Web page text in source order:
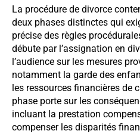
La procédure de divorce
deux phases distinctes qui
précise des règles
débute par l’assignation en
l’audience sur les mesures
notamment la garde des
les ressources financières de
phase porte sur les
incluant la prestation
compenser les disparités